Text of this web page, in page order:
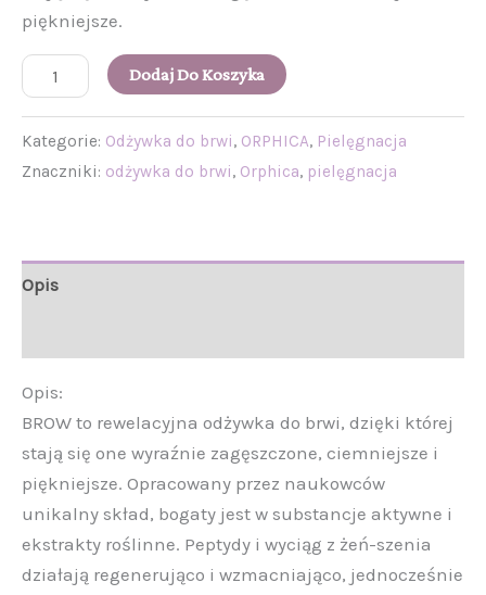
piękniejsze.
Dodaj Do Koszyka
Kategorie: Odżywka do brwi, ORPHICA, Pielęgnacja
Znaczniki: odżywka do brwi, Orphica, pielęgnacja
Opis
Opis:
BROW to rewelacyjna odżywka do brwi, dzięki której
stają się one wyraźnie zagęszczone, ciemniejsze i
piękniejsze. Opracowany przez naukowców
unikalny skład, bogaty jest w substancje aktywne i
ekstrakty roślinne. Peptydy i wyciąg z żeń-szenia
działają regenerująco i wzmacniająco, jednocześnie